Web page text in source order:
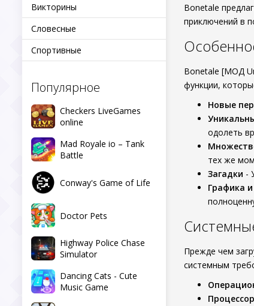
Викторины
Словесные
Спортивные
Популярное
Checkers LiveGames
online
Mad Royale io – Tank
Battle
Conway's Game of Life
Doctor Pets
Highway Police Chase
Simulator
Dancing Cats - Cute
Music Game
Bonetale
приключений в
Bonetale [МОД
функции,
Новые
одолеть
тех же
Загадки -
Графика
Прежде чем
системным
Процессор